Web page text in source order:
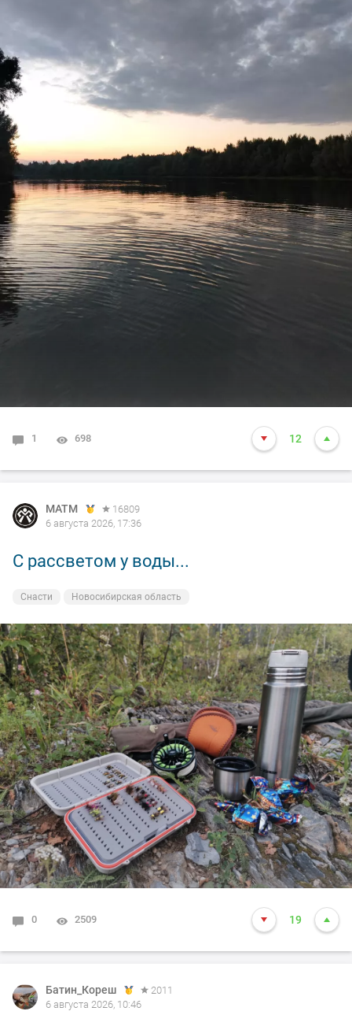
1 698 12
MATM
16809
6 августа 2026, 17:36
С рассветом у воды...
Снасти Новосибирская область
0 2509 19
Батин_Кореш
2011
6 августа 2026, 10:46